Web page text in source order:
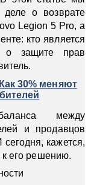
о возврате
Legion 5 Pro, а
кто является
о защите прав
30% меняют
между
и продавцов
кажется,
его решению.